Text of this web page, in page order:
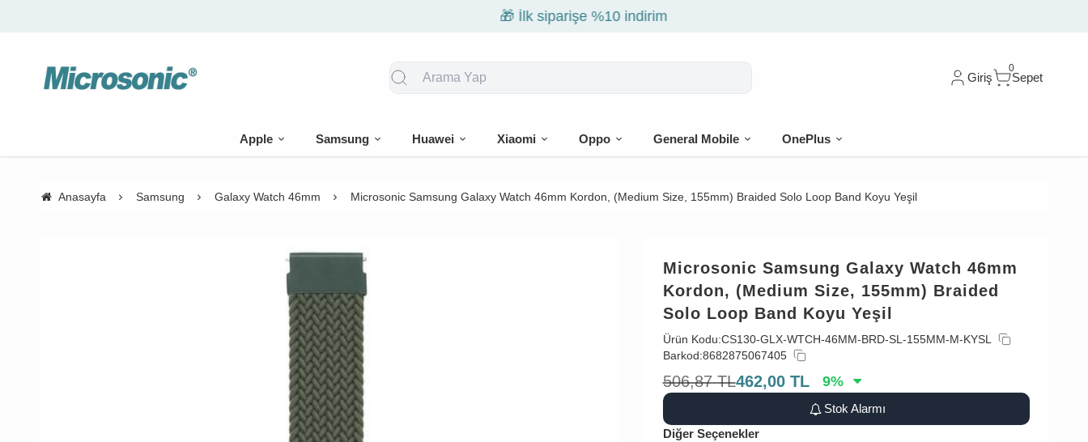
🎁 İlk siparişe %10 indirim
Giriş
0
Sepet
Apple Samsung Huawei Xiaomi Oppo General Mobile OnePlus
Anasayfa Samsung Galaxy Watch 46mm Microsonic Samsung Galaxy Watch 46mm Kordon, (Medium Size, 155mm) Braided Solo Loop Band Koyu Yeşil
Microsonic Samsung Galaxy Watch 46mm
Kordon, (Medium Size, 155mm) Braided
Solo Loop Band Koyu Yeşil
Ürün Kodu:CS130-GLX-WTCH-46MM-BRD-SL-155MM-M-KYSL
Barkod:8682875067405
506,87 TL462,00 TL 9%
Stok Alarmı
Diğer Seçenekler